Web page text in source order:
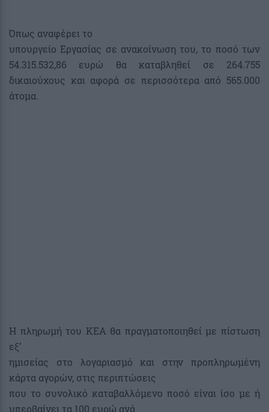
Όπως αναφέρει το
υπουργείο Εργασίας σε ανακοίνωση του, το ποσό των
54.315.532,86 ευρώ θα καταβληθεί σε 264.755
δικαιούχους και αφορά σε περισσότερα από 565.000
άτομα.
Η πληρωμή του ΚΕΑ θα πραγματοποιηθεί με πίστωση
εξ’
ημισείας στο λογαριασμό και στην προπληρωμένη
κάρτα αγορών, στις περιπτώσεις
που το συνολικό καταβαλλόμενο ποσό είναι ίσο με ή
υπερβαίνει τα 100 ευρώ ανά